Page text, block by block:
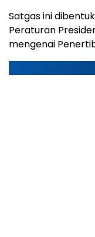
Satgas ini
Peraturan
mengenai